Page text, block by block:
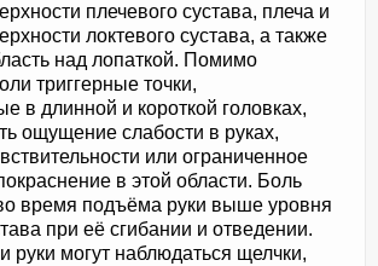
плечевого сустава, плеча и
локтевого сустава, а также
над лопаткой. Помимо
триггерные точки,
в длинной и короткой головках,
ощущение слабости в руках,
или ограниченное
в этой области. Боль
время подъёма руки выше уровня
при её сгибании и отведении.
руки могут наблюдаться щелчки,